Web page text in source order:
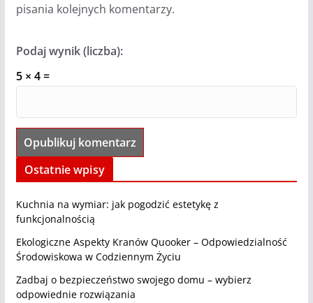
pisania kolejnych komentarzy.
Podaj wynik (liczba):
5 × 4 =
Ostatnie wpisy
Kuchnia na wymiar: jak pogodzić estetykę z
funkcjonalnością
Ekologiczne Aspekty Kranów Quooker – Odpowiedzialność
Środowiskowa w Codziennym Życiu
Zadbaj o bezpieczeństwo swojego domu – wybierz
odpowiednie rozwiązania